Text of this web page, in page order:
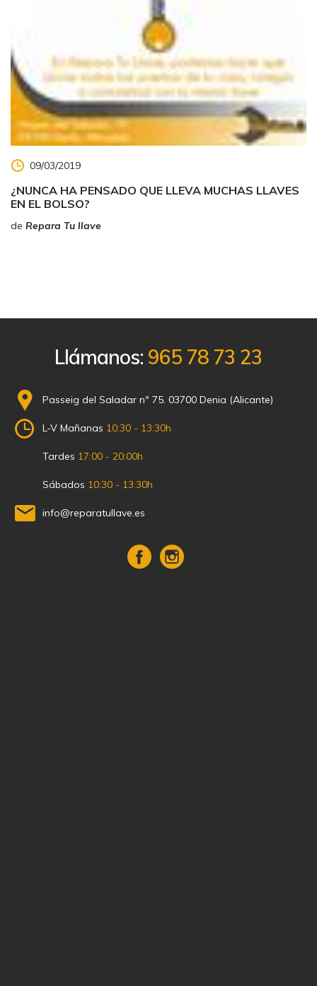
09/03/2019
¿NUNCA HA PENSADO QUE LLEVA MUCHAS LLAVES
EN EL BOLSO?
de Repara Tu llave
Llámanos: 965 78 73 23
Passeig del Saladar nº 75. 03700 Denia (Alicante)
L-V Mañanas 10:30 - 13:30h
Tardes 17:00 - 20:00h
Sábados 10:30 - 13:30h
info@reparatullave.es